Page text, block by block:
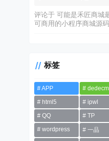
评论于可能是禾匠商城
可商用的小程序商城源码
标签
APP
html5
ipwl
QQ
TP
wordpress
一品